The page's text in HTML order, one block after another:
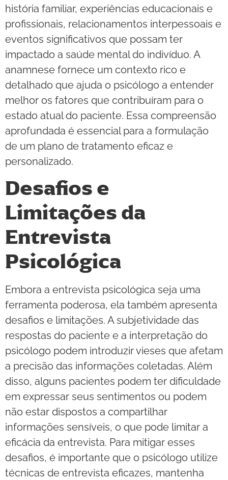
história familiar, experiências educacionais e
profissionais, relacionamentos interpessoais e
eventos significativos que possam ter
impactado a saúde mental do indivíduo. A
anamnese fornece um contexto rico e
detalhado que ajuda o psicólogo a entender
melhor os fatores que contribuíram para o
estado atual do paciente. Essa compreensão
aprofundada é essencial para a formulação
de um plano de tratamento eficaz e
personalizado.
Desafios e
Limitações da
Entrevista
Psicológica
Embora a entrevista psicológica seja uma
ferramenta poderosa, ela também apresenta
desafios e limitações. A subjetividade das
respostas do paciente e a interpretação do
psicólogo podem introduzir vieses que afetam
a precisão das informações coletadas. Além
disso, alguns pacientes podem ter dificuldade
em expressar seus sentimentos ou podem
não estar dispostos a compartilhar
informações sensíveis, o que pode limitar a
eficácia da entrevista. Para mitigar esses
desafios, é importante que o psicólogo utilize
técnicas de entrevista eficazes, mantenha